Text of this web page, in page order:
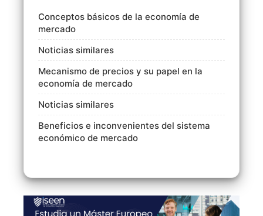
Conceptos básicos de la economía de
mercado
Noticias similares
Mecanismo de precios y su papel en la
economía de mercado
Noticias similares
Beneficios e inconvenientes del sistema
económico de mercado